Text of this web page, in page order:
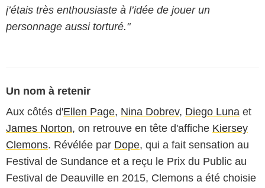
j’étais très enthousiaste à l’idée de jouer un
personnage aussi torturé."
Un nom à retenir
Aux côtés d'Ellen Page, Nina Dobrev, Diego Luna et
James Norton, on retrouve en tête d'affiche Kiersey
Clemons. Révélée par Dope, qui a fait sensation au
Festival de Sundance et a reçu le Prix du Public au
Festival de Deauville en 2015, Clemons a été choisie